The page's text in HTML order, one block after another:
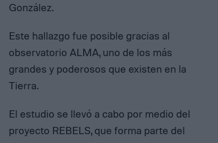
González.
Este hallazgo fue posible gracias al
observatorio ALMA, uno de los más
grandes y poderosos que existen en la
Tierra.
El estudio se llevó a cabo por medio del
proyecto REBELS, que forma parte del